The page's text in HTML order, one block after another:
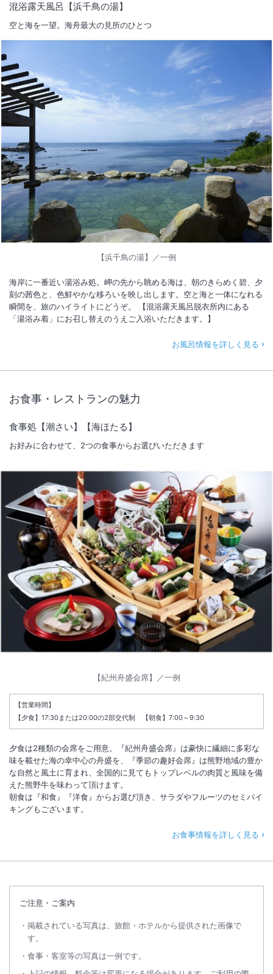
混浴露天風呂【浜千鳥の湯】
空と海を一望。海舟最大の見所のひとつ
【浜千鳥の湯】／一例
海岸に一番近い湯浴み処。岬の先から眺める海は、朝のきらめく碧、夕
刻の茜色と、色鮮やかな移ろいを映し出します。空と海と一体になれる
瞬間を、旅のハイライトにどうぞ。 【混浴露天風呂脱衣所内にある
「湯浴み着」にお召し替えのうえご入浴いただきます。】
お風呂情報を詳しく見る
お食事・レストランの魅力
食事処【潮さい】【海ほたる】
お好みに合わせて、2つの食事からお選びいただきます
【紀州舟盛会席】／一例
【営業時間】
【夕食】17:30または20:00の2部交代制 【朝食】7:00～9:30
夕食は2種類の会席をご用意。『紀州舟盛会席』は豪快に繊細に多彩な
味を載せた海の幸中心の舟盛を、『季節の趣好会席』は熊野地域の豊か
な自然と風土に育まれ、全国的に見てもトップレベルの肉質と風味を備
えた熊野牛を味わって頂けます。
朝食は『和食』『洋食』からお選び頂き、サラダやフルーツのセミバイ
キングもございます。
お食事情報を詳しく見る
ご注意・ご案内
掲載されている写真は、旅館・ホテルから提供された画像で
す。
食事・客室等の写真は一例です。